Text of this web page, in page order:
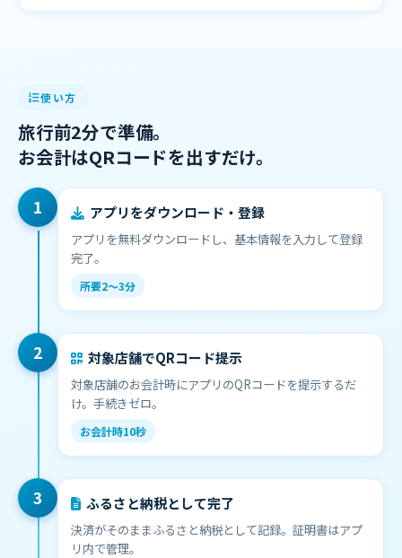
使い方
旅行前2分で準備。
お会計はQRコードを出すだけ。
1 アプリをダウンロード・登録
アプリを無料ダウンロードし、基本情報を入力して登録
完了。
所要2〜3分
2 対象店舗でQRコード提示
対象店舗のお会計時にアプリのQRコードを提示するだ
け。手続きゼロ。
お会計時10秒
3 ふるさと納税として完了
決済がそのままふるさと納税として記録。証明書はアプ
リ内で管理。